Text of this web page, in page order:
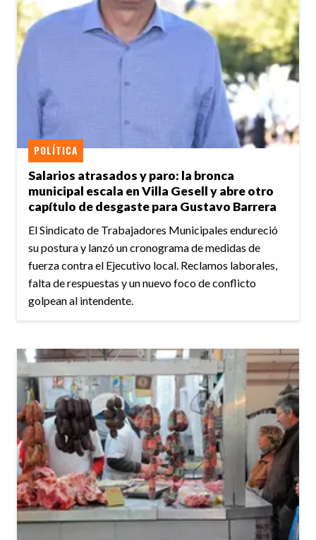
Salarios atrasados y paro: la bronca
municipal escala en Villa Gesell y abre otro
capítulo de desgaste para Gustavo Barrera
POLÍTICA
El Sindicato de Trabajadores Municipales endureció
su postura y lanzó un cronograma de medidas de
fuerza contra el Ejecutivo local. Reclamos laborales,
falta de respuestas y un nuevo foco de conflicto
golpean al intendente.